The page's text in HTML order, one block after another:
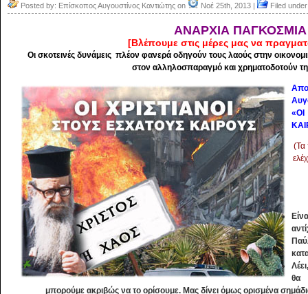
Posted by: Επίσκοπος Αυγουστίνος Καντιώτης on Νοέ 25th, 2013 | Filed
ΑΝΑΡΧΙΑ ΠΑΓΚΟΣΜΙΑ
[Βλέπουμε στις μέρες μας να
Οι σκοτεινές δυνάμεις πλέον φανερά οδηγούν τους λαούς στην
στον αλληλοσπαραγμό και χρηματοδοτούν
(Τα
θα
μπορούμε ακριβώς να το ορίσουμε. Μας δίνει όμως ορισμένα